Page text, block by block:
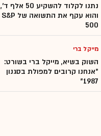
נתנו לקלוד להשקיע 50 אלף ד',
והוא עקף את התשואה של S&P
500
מייקל ברי
השוק בשיא, מייקל ברי בשורט:
"אנחנו קרובים למפולת בסגנון
1987"